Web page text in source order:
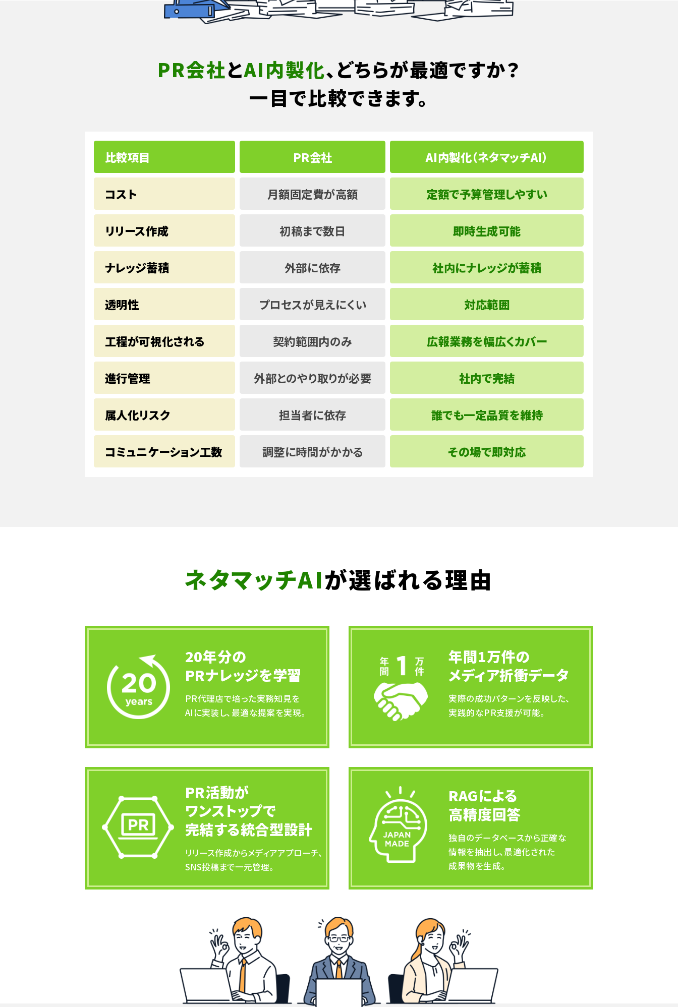
PR会社とAI内製化、どちらが最適ですか？
一目で比較できます。
比較項目 PR会社 AI内製化（ネタマッチAI）
コスト 月額固定費が高額 定額で予算管理しやすい
リリース作成 初稿まで数日 即時生成可能
ナレッジ蓄積 外部に依存 社内にナレッジが蓄積
透明性 プロセスが見えにくい 対応範囲
工程が可視化される 契約範囲内のみ 広報業務を幅広くカバー
進行管理 外部とのやり取りが必要 社内で完結
属人化リスク 担当者に依存 誰でも一定品質を維持
コミュニケーション工数 調整に時間がかかる その場で即対応
ネタマッチAIが選ばれる理由
20年分の
PRナレッジを学習
PR代理店で培った実務知見を
AIに実装し、最適な提案を実現。
年間1万件の
メディア折衝データ
実際の成功パターンを反映した、
実践的なPR支援が可能。
PR活動が
ワンストップで
完結する統合型設計
リリース作成からメディアアプローチ、
SNS投稿まで一元管理。
RAGによる
高精度回答
独自のデータベースから正確な
情報を抽出し、最適化された
成果物を生成。